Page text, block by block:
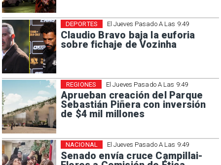
El Jueves Pasado A Las 9:49
Claudio Bravo baja la euforia
sobre fichaje de Vozinha
DEPORTES
El Jueves Pasado A Las 9:49
Aprueban creación del Parque
Sebastián Piñera con inversión
de $4 mil millones
REGIONES
El Jueves Pasado A Las 9:49
Senado envía cruce Campillai-
NACIONAL